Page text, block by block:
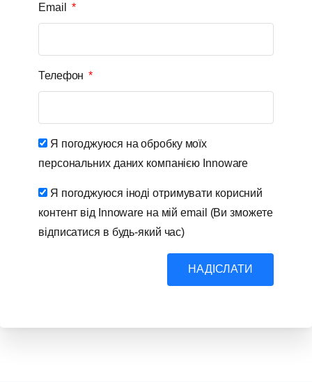
Email
Телефон
Я погоджуюся на обробку моїх
персональних даних компанією Innoware
Я погоджуюся іноді отримувати корисний
контент від Innoware на мій email (Ви зможете
відписатися в будь-який час)
НАДІСЛАТИ